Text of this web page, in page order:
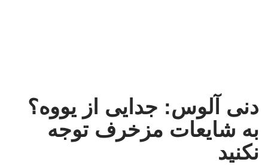
دنی آلوس: جدایی از یووه؟
به شایعات مزخرف توجه
نکنید